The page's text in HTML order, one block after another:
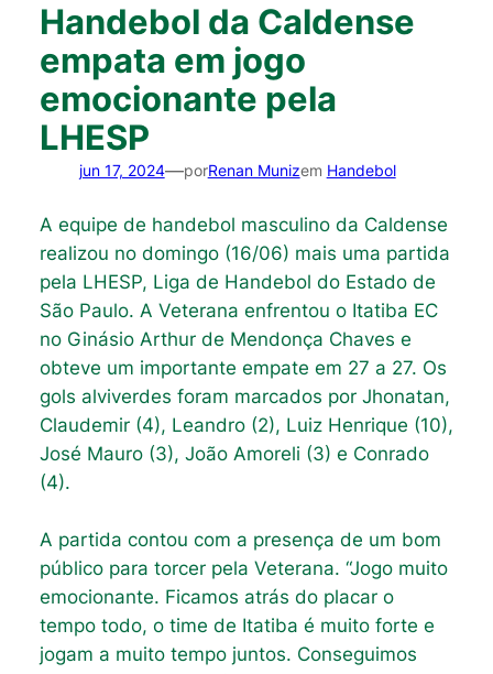
Handebol da Caldense
empata em jogo
emocionante pela
LHESP
jun 17, 2024—porRenan Munizem Handebol
A equipe de handebol masculino da Caldense
realizou no domingo (16/06) mais uma partida
pela LHESP, Liga de Handebol do Estado de
São Paulo. A Veterana enfrentou o Itatiba EC
no Ginásio Arthur de Mendonça Chaves e
obteve um importante empate em 27 a 27. Os
gols alviverdes foram marcados por Jhonatan,
Claudemir (4), Leandro (2), Luiz Henrique (10),
José Mauro (3), João Amoreli (3) e Conrado
(4).
A partida contou com a presença de um bom
público para torcer pela Veterana. “Jogo muito
emocionante. Ficamos atrás do placar o
tempo todo, o time de Itatiba é muito forte e
jogam a muito tempo juntos. Conseguimos